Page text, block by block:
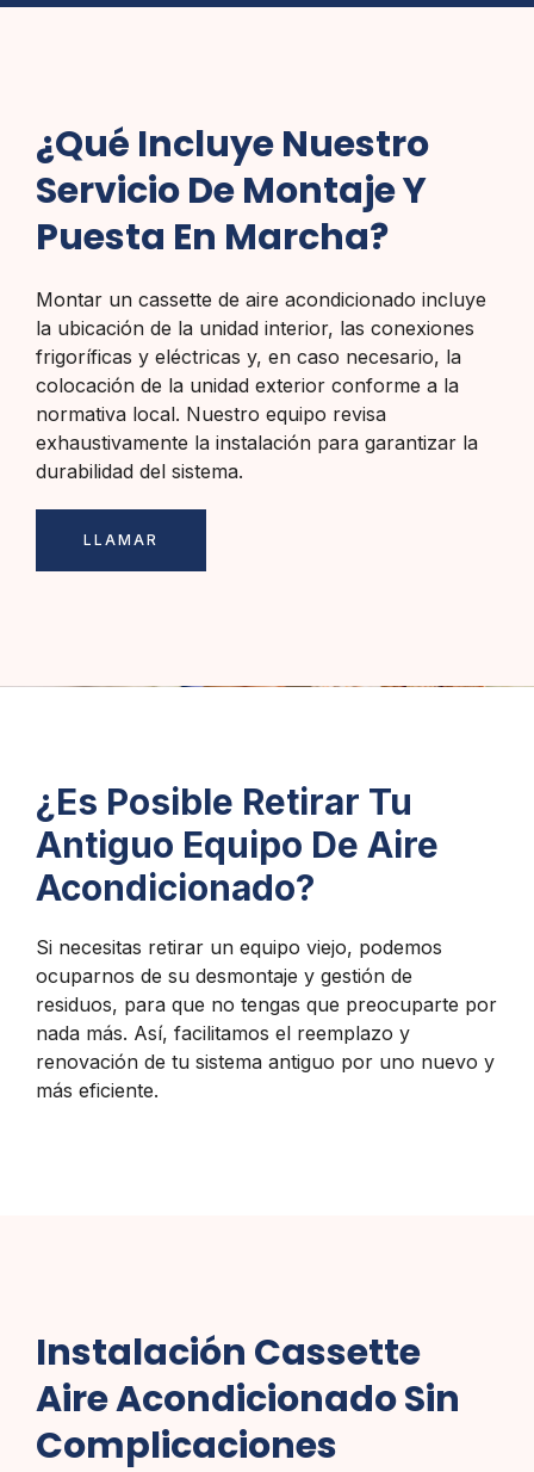
¿Qué Incluye Nuestro
Servicio De Montaje Y
Puesta En Marcha?
Montar un cassette de aire acondicionado incluye
la ubicación de la unidad interior, las conexiones
frigoríficas y eléctricas y, en caso necesario, la
colocación de la unidad exterior conforme a la
normativa local. Nuestro equipo revisa
exhaustivamente la instalación para garantizar la
durabilidad del sistema.
LLAMAR
¿Es Posible Retirar Tu
Antiguo Equipo De Aire
Acondicionado?
Si necesitas retirar un equipo viejo, podemos
ocuparnos de su desmontaje y gestión de
residuos, para que no tengas que preocuparte por
nada más. Así, facilitamos el reemplazo y
renovación de tu sistema antiguo por uno nuevo y
más eficiente.
Instalación Cassette
Aire Acondicionado Sin
Complicaciones